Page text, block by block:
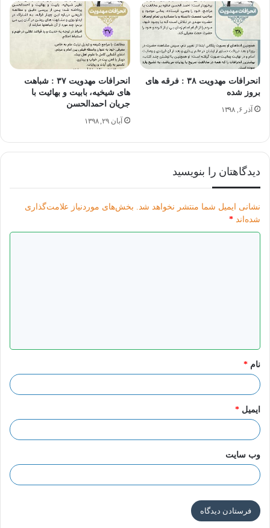
درسنامه مهدویت، ج ۴، ص ١٧٢
بخش پیام های مهدوی "انحرافات مهدویت"
انحرافات مهدویت ۳۸ : فرقه های
بروز شده
آذر ۶, ۱۳۹۸
انحرافات مهدویت ۳۷ : شباهت
های شیخیه، بابیت و بهائیت با
جریان احمدالحسن
آبان ۲۹, ۱۳۹۸
دیدگاهتان را بنویسید
نشانی ایمیل شما منتشر نخواهد شد. بخش‌های موردنیاز علامت‌گذاری
شده‌اند *
*
نام *
ایمیل *
وب‌ سایت